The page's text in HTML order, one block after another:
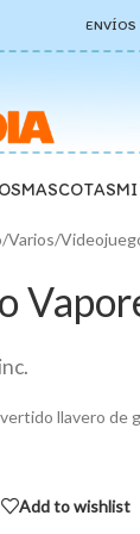
ENVÍOS
MASCOTASMI
/Varios/
llavero de
Add to wishlist